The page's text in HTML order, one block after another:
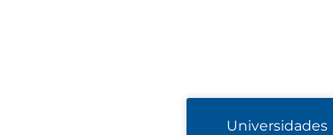
Universidades